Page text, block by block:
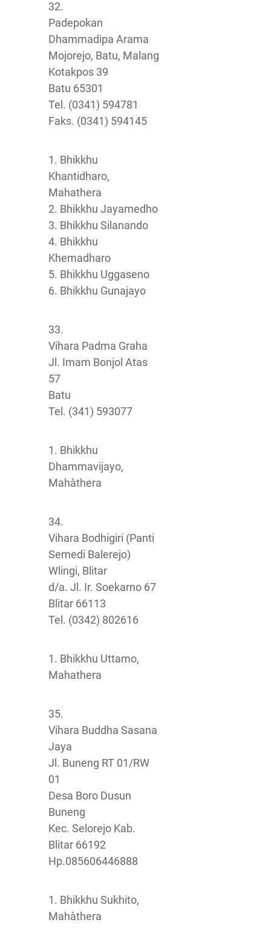
32.
Padepokan
Dhammadipa Arama
Mojorejo, Batu, Malang
Kotakpos 39
Batu 65301
Tel. (0341) 594781
Faks. (0341) 594145
1. Bhikkhu
Khantidharo,
Mahathera
2. Bhikkhu Jayamedho
3. Bhikkhu Silanando
4. Bhikkhu
Khemadharo
5. Bhikkhu Uggaseno
6. Bhikkhu Gunajayo
33.
Vihara Padma Graha
Jl. Imam Bonjol Atas
57
Batu
Tel. (341) 593077
1. Bhikkhu
Dhammavijayo,
Mahàthera
34.
Vihara Bodhigiri (Panti
Semedi Balerejo)
Wlingi, Blitar
d/a. Jl. Ir. Soekarno 67
Blitar 66113
Tel. (0342) 802616
1. Bhikkhu Uttamo,
Mahathera
35.
Vihara Buddha Sasana
Jaya
Jl. Buneng RT 01/RW
01
Desa Boro Dusun
Buneng
Kec. Selorejo Kab.
Blitar 66192
Hp.085606446888
1. Bhikkhu Sukhito,
Mahàthera